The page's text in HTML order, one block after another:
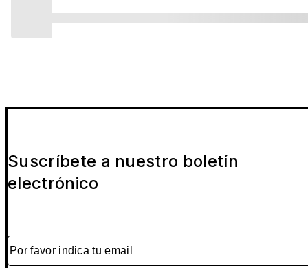
Suscríbete a nuestro boletín
electrónico
Por favor indica tu email